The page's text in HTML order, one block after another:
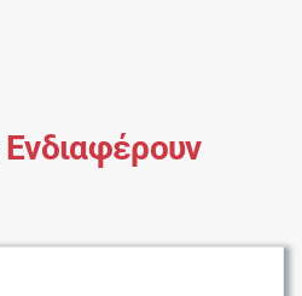
Ενδιαφέρουν